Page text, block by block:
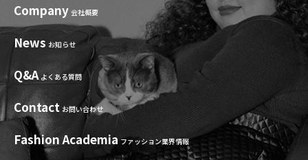
Company 会社概要
News お知らせ
Q&A よくある質問
Contact お問い合わせ
Fashion Academia ファッション業界情報